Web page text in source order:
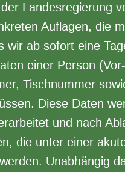
Landesregierung
Auflagen, die
wir ab sofort eine
einer Person
Tischnummer
Diese Daten
und nach
die unter einer
Unabhängig